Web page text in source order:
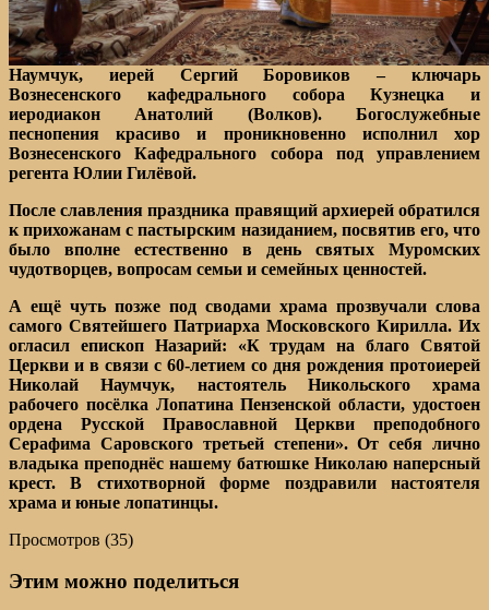
Наумчук, иерей Сергий Боровиков – ключарь
Вознесенского кафедрального собора Кузнецка и
иеродиакон Анатолий (Волков). Богослужебные
песнопения красиво и проникновенно исполнил хор
Вознесенского Кафедрального собора под управлением
регента Юлии Гилёвой.
После славления праздника правящий архиерей обратился
к прихожанам с пастырским назиданием, посвятив его, что
было вполне естественно в день святых Муромских
чудотворцев, вопросам семьи и семейных ценностей.
А ещё чуть позже под сводами храма прозвучали слова
самого Святейшего Патриарха Московского Кирилла. Их
огласил епископ Назарий: «К трудам на благо Святой
Церкви и в связи с 60-летием со дня рождения протоиерей
Николай Наумчук, настоятель Никольского храма
рабочего посёлка Лопатина Пензенской области, удостоен
ордена Русской Православной Церкви преподобного
Серафима Саровского третьей степени». От себя лично
владыка преподнёс нашему батюшке Николаю наперсный
крест. В стихотворной форме поздравили настоятеля
храма и юные лопатинцы.
Просмотров (35)
Этим можно поделиться